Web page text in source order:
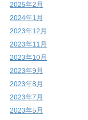
2025年2月
2024年1月
2023年12月
2023年11月
2023年10月
2023年9月
2023年8月
2023年7月
2023年5月